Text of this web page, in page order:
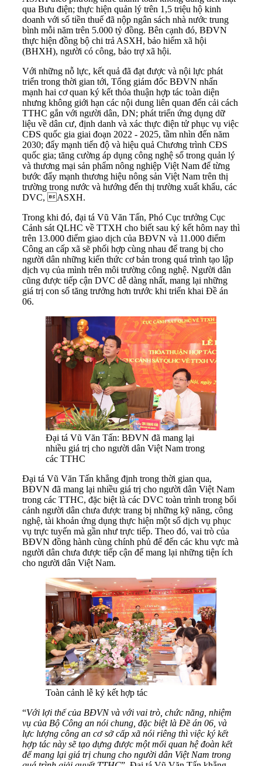
qua Bưu điện; thực hiện quản lý trên 1,5 triệu hộ kinh
doanh với số tiền thuế đã nộp ngân sách nhà nước trung
bình mỗi năm trên 5.000 tỷ đồng. Bên cạnh đó, BĐVN
thực hiện đồng bộ chi trả ASXH, bảo hiểm xã hội
(BHXH), người có công, bảo trợ xã hội.
Với những nỗ lực, kết quả đã đạt được và nội lực phát
triển trong thời gian tới, Tổng giám đốc BĐVN nhấn
mạnh hai cơ quan ký kết thỏa thuận hợp tác toàn diện
nhưng không giới hạn các nội dung liên quan đến cải cách
TTHC gắn với người dân, DN; phát triển ứng dụng dữ
liệu về dân cư, định danh và xác thực điện tử phục vụ việc
CĐS quốc gia giai đoạn 2022 - 2025, tầm nhìn đến năm
2030; đẩy mạnh tiến độ và hiệu quả Chương trình CĐS
quốc gia; tăng cường áp dụng công nghệ số trong quản lý
và thương mại sản phẩm nông nghiệp Việt Nam để từng
bước đẩy mạnh thương hiệu nông sản Việt Nam trên thị
trường trong nước và hướng đến thị trường xuất khẩu, các
DVC, ASXH.
Trong khi đó, đại tá Vũ Văn Tấn, Phó Cục trưởng Cục
Cảnh sát QLHC về TTXH cho biết sau ký kết hôm nay thì
trên 13.000 điểm giao dịch của BĐVN và 11.000 điểm
Công an cấp xã sẽ phối hợp cùng nhau để trang bị cho
người dân những kiến thức cơ bản trong quá trình tạo lập
dịch vụ của mình trên môi trường công nghệ. Người dân
cũng được tiếp cận DVC dễ dàng nhất, mang lại những
giá trị con số tăng trưởng hơn trước khi triển khai Đề án
06.
Đại tá Vũ Văn Tấn: BĐVN đã mang lại
nhiều giá trị cho người dân Việt Nam trong
các TTHC
Đại tá Vũ Văn Tấn khẳng định trong thời gian qua,
BĐVN đã mang lại nhiều giá trị cho người dân Việt Nam
trong các TTHC, đặc biệt là các DVC toàn trình trong bối
cảnh người dân chưa được trang bị những kỹ năng, công
nghệ, tài khoản ứng dụng thực hiện một số dịch vụ phục
vụ trực tuyến mà gần như trực tiếp. Theo đó, vai trò của
BĐVN đồng hành cùng chính phủ để đến các khu vực mà
người dân chưa được tiếp cận để mang lại những tiện ích
cho người dân Việt Nam.
Toàn cảnh lễ ký kết hợp tác
“Với lợi thế của BĐVN và với vai trò, chức năng, nhiệm
vụ của Bộ Công an nói chung, đặc biệt là Đề án 06, và
lực lượng công an cơ sở cấp xã nói riêng thì việc ký kết
hợp tác này sẽ tạo dựng được một mối quan hệ đoàn kết
để mang lại giá trị chung cho người dân Việt Nam trong